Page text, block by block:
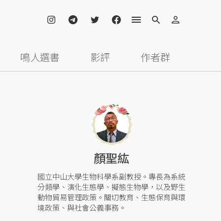
鳴人選書 影評 作者群
顏聖紘
國立中山大學生物科學系副教授。專長為系統
分類學、演化生態學、擬態生物學，以及野生
動物貿易管理政策。關切教育、生態保育與環
境政策、與社會公義事務。